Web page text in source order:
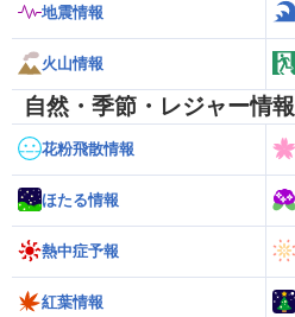
地震情報
火山情報
自然・季節・レジャー情報
花粉飛散情報
ほたる情報
熱中症予報
紅葉情報